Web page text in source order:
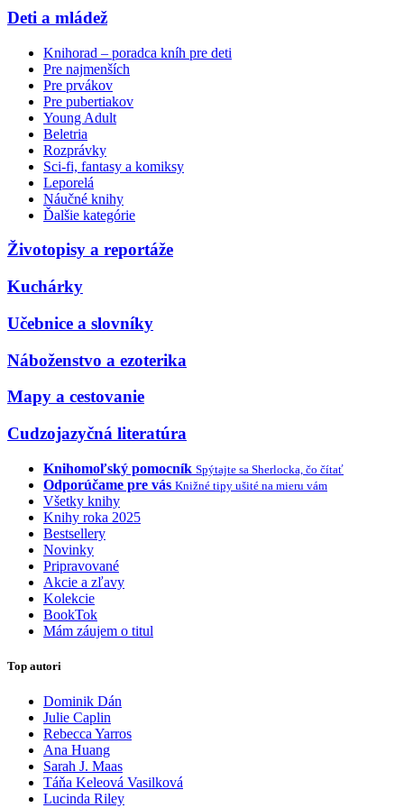
Deti a mládež
Knihorad – poradca kníh pre deti
Pre najmenších
Pre prvákov
Pre pubertiakov
Young Adult
Beletria
Rozprávky
Sci-fi, fantasy a komiksy
Leporelá
Náučné knihy
Ďalšie kategórie
Životopisy a reportáže
Kuchárky
Učebnice a slovníky
Náboženstvo a ezoterika
Mapy a cestovanie
Cudzojazyčná literatúra
Knihomoľský pomocník Spýtajte sa Sherlocka, čo čítať
Odporúčame pre vás Knižné tipy ušité na mieru vám
Všetky knihy
Knihy roka 2025
Bestsellery
Novinky
Pripravované
Akcie a zľavy
Kolekcie
BookTok
Mám záujem o titul
Top autori
Dominik Dán
Julie Caplin
Rebecca Yarros
Ana Huang
Sarah J. Maas
Táňa Keleová Vasilková
Lucinda Riley